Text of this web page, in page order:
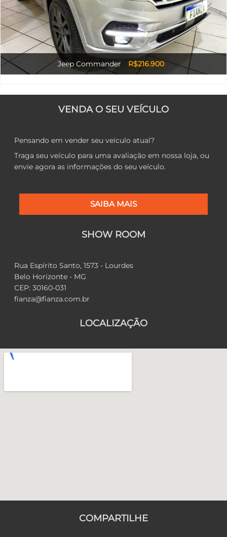
Jeep Commander R$216.900
VENDA O SEU VEÍCULO
Pensando em vender seu veículo atual?
Traga seu veículo para uma avaliação em nossa loja, ou
envie agora as informações do seu veículo.
SAIBA MAIS
SHOW ROOM
Rua Espírito Santo, 1573 - Lourdes
Belo Horizonte - MG
CEP: 30160-031
fianza@fianza.com.br
LOCALIZAÇÃO
COMPARTILHE